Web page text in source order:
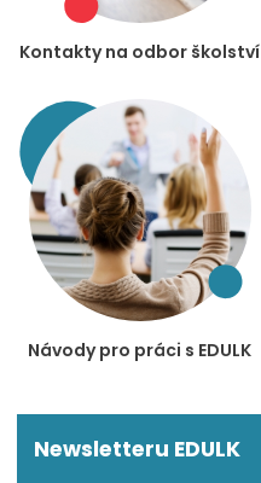
Kontakty na odbor školství
Návody pro práci s EDULK
Newsletteru EDULK